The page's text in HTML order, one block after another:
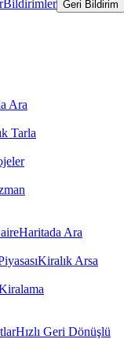
Bildirimler Geri Bildirim
Ara
Tarla
Haritada Ara
Kiralık Arsa
Hızlı Geri Dönüşlü